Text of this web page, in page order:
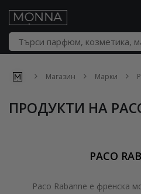
Магазин Марки
ПРОДУКТИ НА
PACO
Paco Rabanne е френска